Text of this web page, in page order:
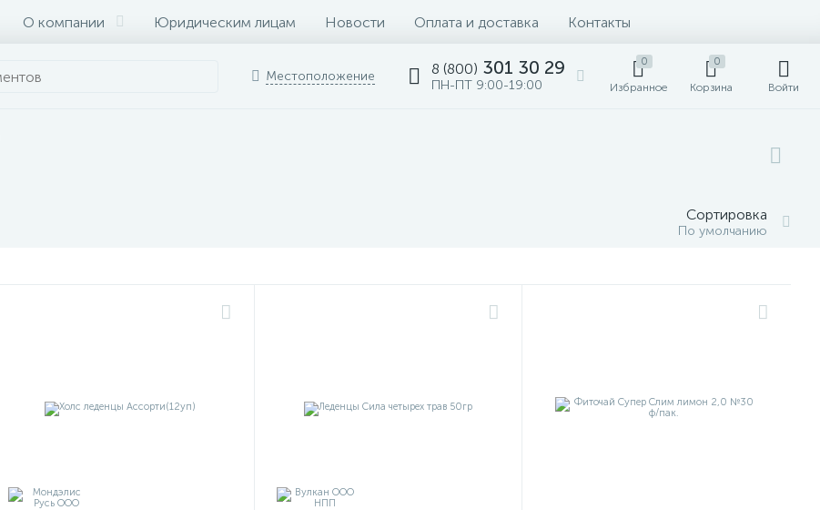
О компании Юридическим лицам Новости Оплата и доставка Контакты
Местоположение 8 (800) 301 30 29
ПН-ПТ 9:00-19:00
0
Избранное
0
Корзина Войти
Сортировка
По умолчанию